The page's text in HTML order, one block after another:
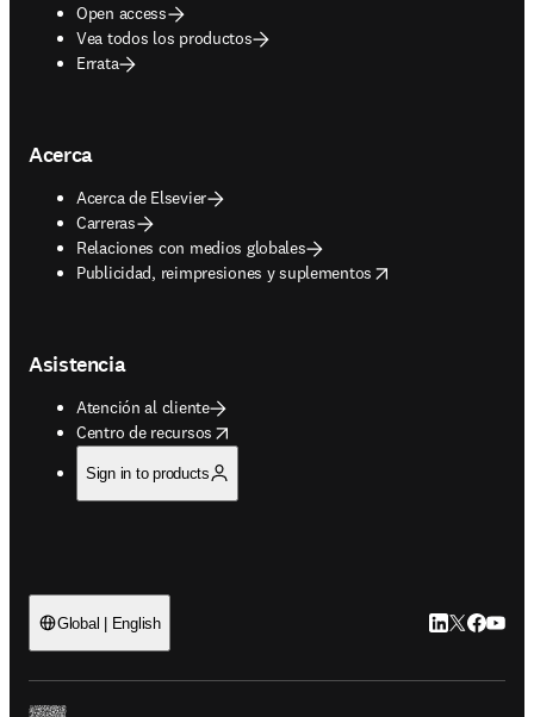
Open access
Vea todos los productos
Errata
Acerca
Acerca de Elsevier
Carreras
Relaciones con medios globales
Publicidad, reimpresiones y suplementos
opens in new tab/window
Asistencia
Atención al cliente
Centro de recursos
opens in new tab/window
Sign in to products
Global | English LinkedIn se
Twitter se